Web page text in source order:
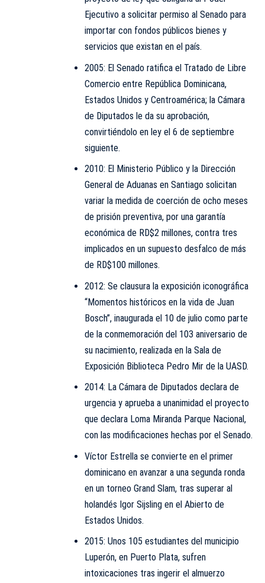
Ejecutivo a solicitar permiso al Senado para
importar con fondos públicos bienes y
servicios que existan en el país.
2005: El Senado ratifica el Tratado de Libre
Comercio entre República Dominicana,
Estados Unidos y Centroamérica; la Cámara
de Diputados le da su aprobación,
convirtiéndolo en ley el 6 de septiembre
siguiente.
2010: El Ministerio Público y la Dirección
General de Aduanas en Santiago solicitan
variar la medida de coerción de ocho meses
de prisión preventiva, por una garantía
económica de RD$2 millones, contra tres
implicados en un supuesto desfalco de más
de RD$100 millones.
2012: Se clausura la exposición iconográfica
“Momentos históricos en la vida de Juan
Bosch”, inaugurada el 10 de julio como parte
de la conmemoración del 103 aniversario de
su nacimiento, realizada en la Sala de
Exposición Biblioteca Pedro Mir de la UASD.
2014: La Cámara de Diputados declara de
urgencia y aprueba a unanimidad el proyecto
que declara Loma Miranda Parque Nacional,
con las modificaciones hechas por el Senado.
Víctor Estrella se convierte en el primer
dominicano en avanzar a una segunda ronda
en un torneo Grand Slam, tras superar al
holandés Igor Sijsling en el Abierto de
Estados Unidos.
2015: Unos 105 estudiantes del municipio
Luperón, en Puerto Plata, sufren
intoxicaciones tras ingerir el almuerzo